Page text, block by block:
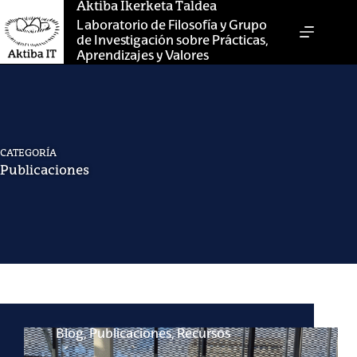
al
contenido
Aktiba Ikerketa Taldea
Laboratorio de Filosofía y Grupo
de Investigación sobre Prácticas,
Aprendizajes y Valores
CATEGORÍA
Publicaciones
Blog,Publicaciones,Recursos